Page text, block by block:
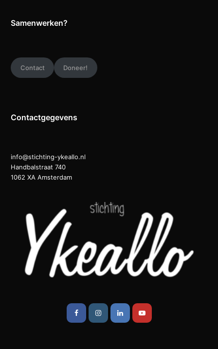
Samenwerken?
Contact Doneer!
Contactgegevens
info@stichting-ykeallo.nl
Handbalstraat 740
1062 XA Amsterdam
FacebookInstagramLinkedInYoutube